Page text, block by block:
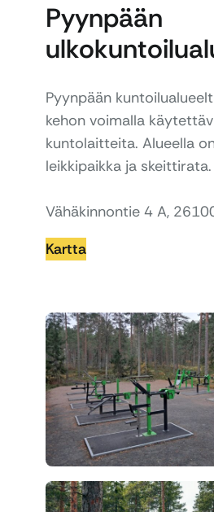
Pyynpään
Pyynpään
kehon voimalla
kuntolaitteita. Alueella
leikkipaikka ja skeittirata.
Vähäkinnontie 4 A,
Kartta